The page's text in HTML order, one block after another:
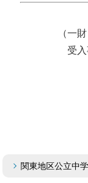
（一
受
関東地区公立中